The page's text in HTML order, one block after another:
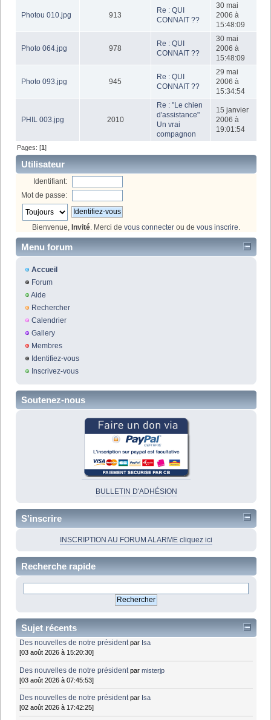
Photou 010.jpg 913
Re : QUI
CONNAIT ??
30 mai
2006 à
15:48:09
Photo 064.jpg 978
Re : QUI
CONNAIT ??
30 mai
2006 à
15:48:09
Photo 093.jpg 945
Re : QUI
CONNAIT ??
29 mai
2006 à
15:34:54
PHIL 003.jpg 2010
Re : "Le chien
d'assistance"
Un vrai
compagnon
15 janvier
2006 à
19:01:54
Pages: [1]
Utilisateur
Identifiant:
Mot de passe:
Bienvenue, Invité. Merci de vous connecter ou de vous inscrire.
Menu forum
Accueil
Forum
Aide
Rechercher
Calendrier
Gallery
Membres
Identifiez-vous
Inscrivez-vous
Soutenez-nous
BULLETIN D'ADHÉSION
S'inscrire
INSCRIPTION AU FORUM ALARME cliquez ici
Recherche rapide
Sujet récents
Des nouvelles de notre président par Isa
[03 août 2026 à 15:20:30]
Des nouvelles de notre président parmisterjp
[03 août 2026 à 07:45:53]
Des nouvelles de notre président par Isa
[02 août 2026 à 17:42:25]